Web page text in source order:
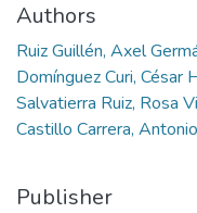
Authors
Ruiz Guillén, Axel
Domínguez Curi, César
Salvatierra Ruiz, Rosa
Castillo Carrera, Antonio
Publisher